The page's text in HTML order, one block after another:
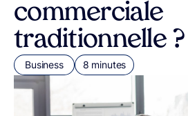
commerciale
traditionnelle ?
Business 8 minutes